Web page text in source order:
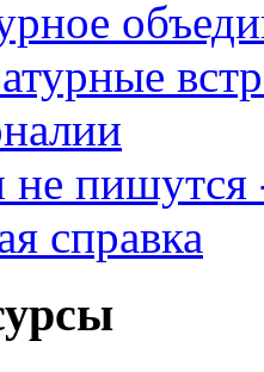
не пишутся
справка